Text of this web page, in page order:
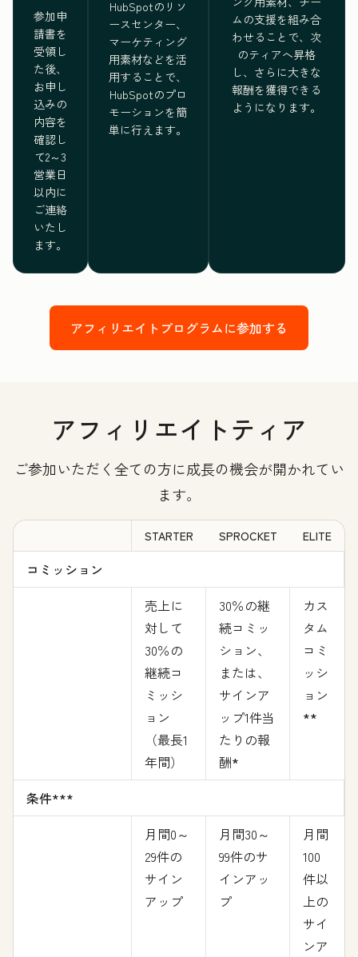
参加申
請書を
受領し
た後、
お申し
込みの
内容を
確認し
て2～3
営業日
以内に
ご連絡
いたし
ます。
HubSpotのリソ
ースセンター、
マーケティング
用素材などを活
用することで、
HubSpotのプロ
モーションを簡
単に行えます。
ムの支援を組み合
わせることで、次
のティアへ昇格
し、さらに大きな
報酬を獲得できる
ようになります。
アフィリエイトプログラムに参加する
アフィリエイトティア
ご参加いただく全ての方に成長の機会が開かれてい
ます。
STARTER SPROCKET ELITE
コミッション
売上に
対して
30％の
継続コ
ミッシ
ョン
（最長1
年間）
30％の継
続コミッ
ション、
または、
サインア
ップ1件当
たりの報
酬*
カス
タム
コミ
ッシ
ョン
**
条件***
月間0～
29件の
サイン
アップ
月間30～
99件のサ
インアッ
プ
月間
100
件以
上の
サイ
ンア